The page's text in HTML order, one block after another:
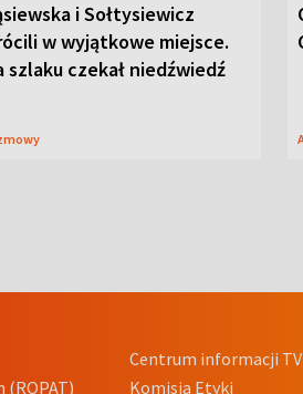
i Sołtysiewicz
w wyjątkowe miejsce.
szlaku czekał niedźwiedź
(ROPAT)
Centrum informacji
Komisja Etyki